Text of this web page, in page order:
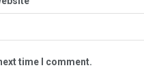
time I comment.